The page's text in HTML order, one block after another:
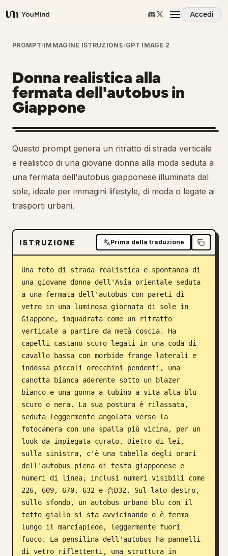
YouMind
Accedi
Panoramica
Casi d'uso
Abilità
Prompt
Prezzi
Scarica
Blog
Aggiornamenti
PROMPT›IMMAGINE ISTRUZIONE›GPT IMAGE 2
Donna realistica alla
fermata dell'autobus in
Giappone
Questo prompt genera un ritratto di strada verticale
e realistico di una giovane donna alla moda seduta a
una fermata dell'autobus giapponese illuminata dal
sole, ideale per immagini lifestyle, di moda o legate ai
trasporti urbani.
ISTRUZIONE Prima della traduzione
Una foto di strada realistica e spontanea di
una giovane donna dell'Asia orientale seduta
a una fermata dell'autobus con pareti di
vetro in una luminosa giornata di sole in
Giappone, inquadrata come un ritratto
verticale a partire da metà coscia. Ha
capelli castano scuro legati in una coda di
cavallo bassa con morbide frange laterali e
indossa piccoli orecchini pendenti, una
canotta bianca aderente sotto un blazer
bianco e una gonna a tubino a vita alta blu
scuro o nera. La sua postura è rilassata,
seduta leggermente angolata verso la
fotocamera con una spalla più vicina, per un
look da impiegata curato. Dietro di lei,
sulla sinistra, c'è una tabella degli orari
dell'autobus piena di testo giapponese e
numeri di linea, inclusi numeri visibili come
226, 609, 670, 632 e 合D32. Sul lato destro,
sullo sfondo, un autobus urbano blu con il
tetto giallo si sta avvicinando o è fermo
lungo il marciapiede, leggermente fuori
fuoco. La pensilina dell'autobus ha pannelli
di vetro riflettenti, una struttura in